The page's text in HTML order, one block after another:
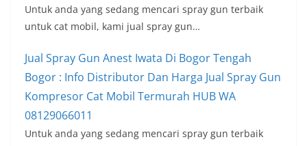
Untuk anda yang sedang mencari spray gun terbaik
untuk cat mobil, kami jual spray gun…
Jual Spray Gun Anest Iwata Di Bogor Tengah
Bogor : Info Distributor Dan Harga Jual Spray Gun
Kompresor Cat Mobil Termurah HUB WA
08129066011
Untuk anda yang sedang mencari spray gun terbaik